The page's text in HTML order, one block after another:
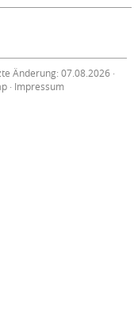
Änderung: 07.08.2026 ·
· Impressum